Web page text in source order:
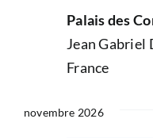
Palais des
Jean Gabriel
France
novembre 2026